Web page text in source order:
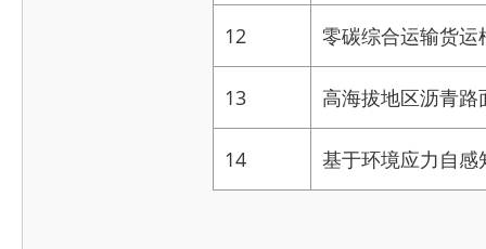
12 零碳综合运输货
13 高海拔地区沥青
14 基于环境应力自